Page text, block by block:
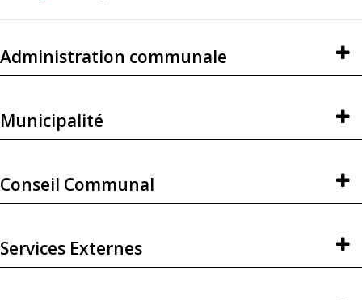
Administration communale
Municipalité
Conseil Communal
Services Externes